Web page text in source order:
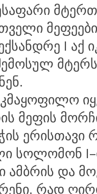
I აქ
მეფის
ერისთავი
სოლომონ
ამბრის და
რად